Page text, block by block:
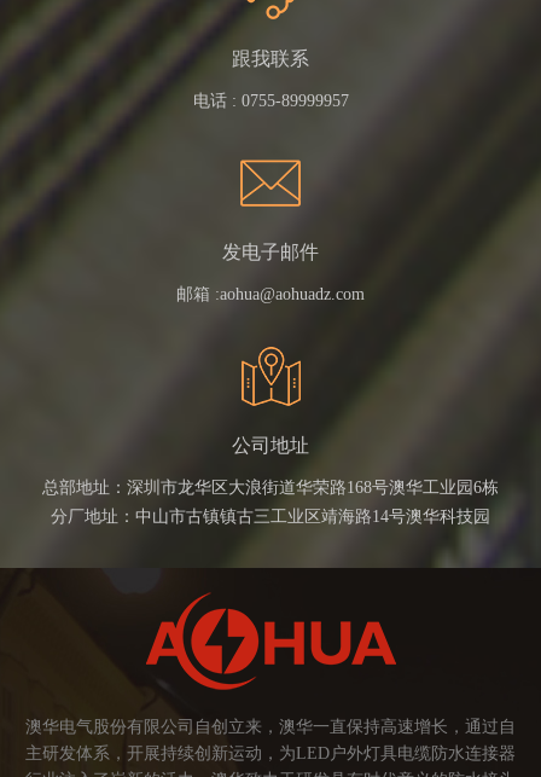
跟我联系
电话 : 0755-89999957
发电子邮件
邮箱 :aohua@aohuadz.com
公司地址
总部地址：深圳市龙华区大浪街道华荣路168号澳华工业园6栋
分厂地址：中山市古镇镇古三工业区靖海路14号澳华科技园
澳华电气股份有限公司自创立来，澳华一直保持高速增长，通过自
主研发体系，开展持续创新运动，为LED户外灯具电缆防水连接器